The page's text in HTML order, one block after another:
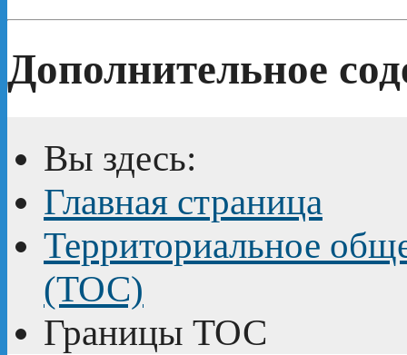
Дополнительное
Вы здесь:
Главная страница
Территориальное
(ТОС)
Границы ТОС